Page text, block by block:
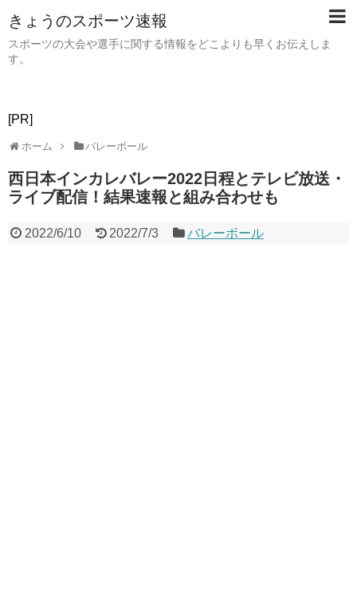
きょうのスポーツ速報
スポーツの大会や選手に関する情報をどこよりも早くお伝えしま
す。
[PR]
ホーム バレーボール
西日本インカレバレー2022日程とテレビ放送・
ライブ配信！結果速報と組み合わせも
2022/6/10 2022/7/3 バレーボール